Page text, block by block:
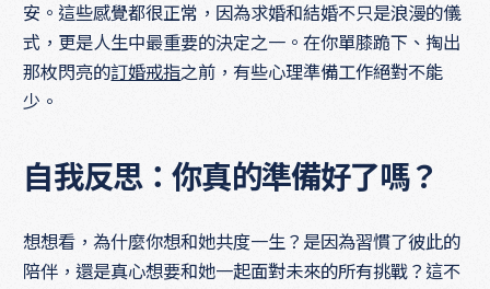
安。這些感覺都很正常，因為求婚和結婚不只是浪漫的儀
式，更是人生中最重要的決定之一。在你單膝跪下、掏出
那枚閃亮的訂婚戒指之前，有些心理準備工作絕對不能
少。
自我反思：你真的準備好了嗎？
想想看，為什麼你想和她共度一生？是因為習慣了彼此的
陪伴，還是真心想要和她一起面對未來的所有挑戰？這不